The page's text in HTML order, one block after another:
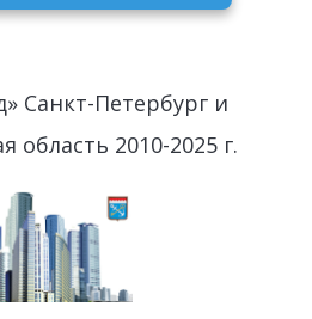
Санкт-Петербург и
область 2010-2025 г.